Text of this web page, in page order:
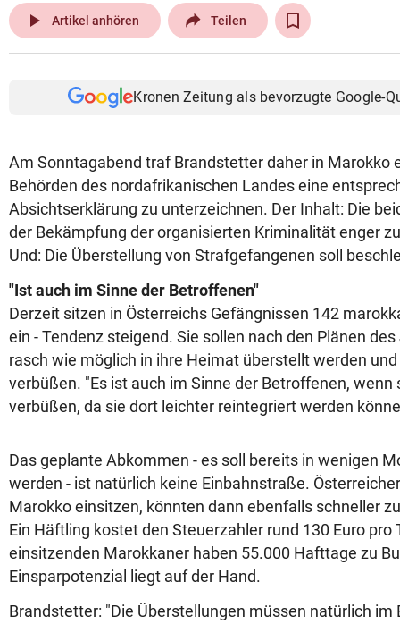
play_arrow Artikel anhören Teilen
Kronen Zeitung als bevorzugte Google-
Am Sonntagabend traf Brandstetter daher in Marokko
Behörden des nordafrikanischen Landes eine
Absichtserklärung zu unterzeichnen. Der Inhalt: Die
der Bekämpfung der organisierten Kriminalität enger
Und: Die Überstellung von Strafgefangenen soll
"Ist auch im Sinne der Betroffenen"
Derzeit sitzen in Österreichs Gefängnissen 142
ein - Tendenz steigend. Sie sollen nach den Plänen
rasch wie möglich in ihre Heimat überstellt werden
verbüßen. "Es ist auch im Sinne der Betroffenen, wenn
verbüßen, da sie dort leichter reintegriert werden
Das geplante Abkommen - es soll bereits in wenigen
werden - ist natürlich keine Einbahnstraße.
Marokko einsitzen, könnten dann ebenfalls schneller
Ein Häftling kostet den Steuerzahler rund 130 Euro pro
einsitzenden Marokkaner haben 55.000 Hafttage zu
Einsparpotenzial liegt auf der Hand.
Brandstetter: "Die Überstellungen müssen natürlich im